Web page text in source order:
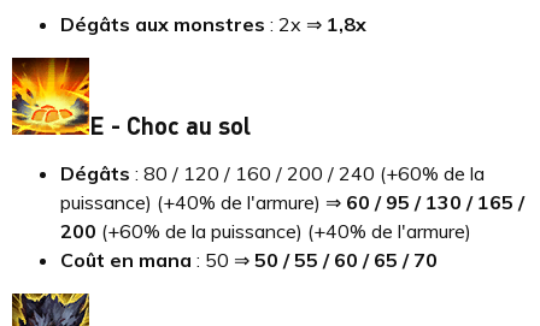
Dégâts aux monstres : 2x ⇒ 1,8x
E - Choc au sol
Dégâts : 80 / 120 / 160 / 200 / 240 (+60% de la
puissance) (+40% de l'armure) ⇒ 60 / 95 / 130 / 165 /
200 (+60% de la puissance) (+40% de l'armure)
Coût en mana : 50 ⇒ 50 / 55 / 60 / 65 / 70